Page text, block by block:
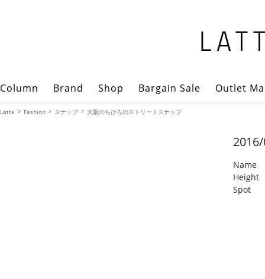
Column Brand Shop Bargain Sale Outlet
Latte Fashion スナップ 大阪のちひろのストリートスナップ
Name
Height
Spot